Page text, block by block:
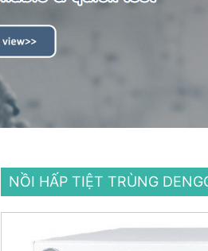
NỒI HẤP TIỆT TRÙNG